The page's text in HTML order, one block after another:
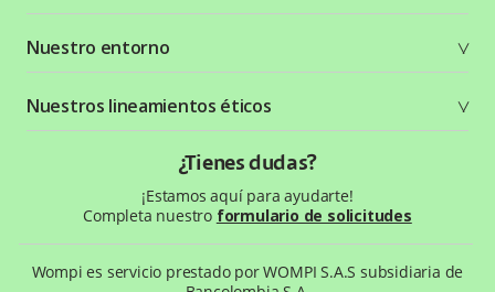
Crea tu cuenta
Seguridad
Términos y condiciones
Política de privacidad
Recursos gráficos
Status Page
Nuestro entorno
¿Qué es Wompi?
Wiki Wompi
Preguntas frecuentes
Nuestros lineamientos éticos
¿Tienes dudas?
¡Estamos aquí para ayudarte!
Completa nuestro formulario de solicitudes
Wompi es servicio prestado por WOMPI S.A.S subsidiaria de